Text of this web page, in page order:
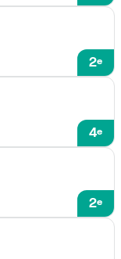
2e
4e
2e